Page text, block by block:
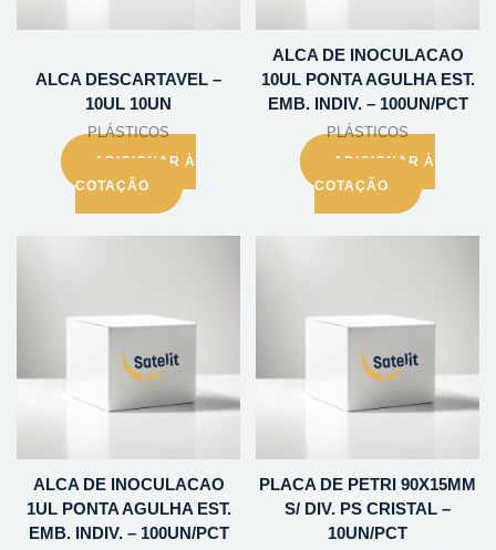
ALCA DESCARTAVEL –
10UL 10UN
PLÁSTICOS
ADICIONAR À
COTAÇÃO
ALCA DE INOCULACAO
10UL PONTA AGULHA EST.
EMB. INDIV. – 100UN/PCT
PLÁSTICOS
ADICIONAR À
COTAÇÃO
ALCA DE INOCULACAO
1UL PONTA AGULHA EST.
EMB. INDIV. – 100UN/PCT
PLACA DE PETRI 90X15MM
S/ DIV. PS CRISTAL –
10UN/PCT